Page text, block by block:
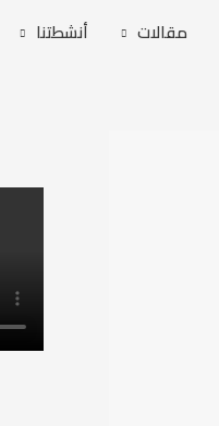
مقالات أنشطتنا